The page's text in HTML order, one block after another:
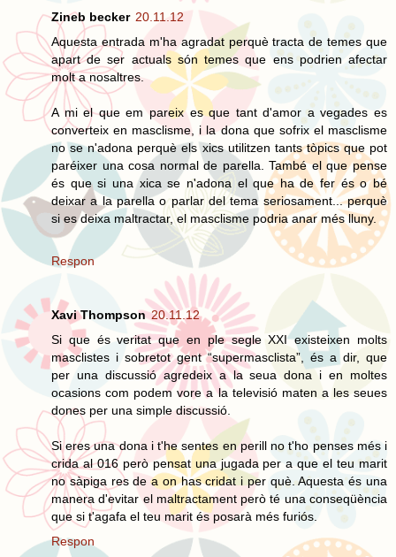
Zineb becker 20.11.12
Aquesta entrada m'ha agradat perquè tracta de temes que
apart de ser actuals són temes que ens podrien afectar
molt a nosaltres.
A mi el que em pareix es que tant d'amor a vegades es
converteix en masclisme, i la dona que sofrix el masclisme
no se n'adona perquè els xics utilitzen tants tòpics que pot
paréixer una cosa normal de parella. També el que pense
és que si una xica se n'adona el que ha de fer és o bé
deixar a la parella o parlar del tema seriosament... perquè
si es deixa maltractar, el masclisme podria anar més lluny.
Respon
Xavi Thompson 20.11.12
Si que és veritat que en ple segle XXI existeixen molts
masclistes i sobretot gent “supermasclista”, és a dir, que
per una discussió agredeix a la seua dona i en moltes
ocasions com podem vore a la televisió maten a les seues
dones per una simple discussió.
Si eres una dona i t'he sentes en perill no t'ho penses més i
crida al 016 però pensat una jugada per a que el teu marit
no sàpiga res de a on has cridat i per què. Aquesta és una
manera d'evitar el maltractament però té una conseqüència
que si t'agafa el teu marit és posarà més furiós.
Respon